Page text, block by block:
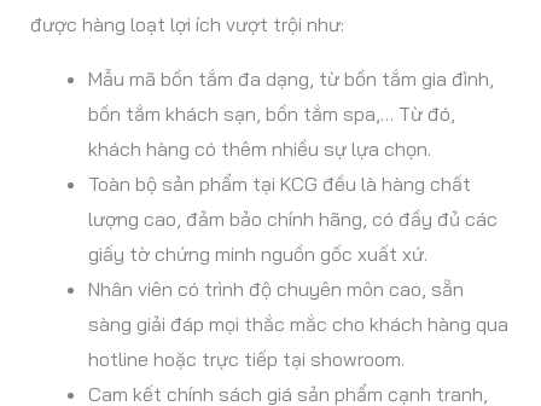
được hàng loạt lợi ích vượt trội như:
Mẫu mã bồn tắm đa dạng, từ bồn tắm gia đình,
bồn tắm khách sạn, bồn tắm spa,… Từ đó,
khách hàng có thêm nhiều sự lựa chọn.
Toàn bộ sản phẩm tại KCG đều là hàng chất
lượng cao, đảm bảo chính hãng, có đầy đủ các
giấy tờ chứng minh nguồn gốc xuất xứ.
Nhân viên có trình độ chuyên môn cao, sẵn
sàng giải đáp mọi thắc mắc cho khách hàng qua
hotline hoặc trực tiếp tại showroom.
Cam kết chính sách giá sản phẩm cạnh tranh,